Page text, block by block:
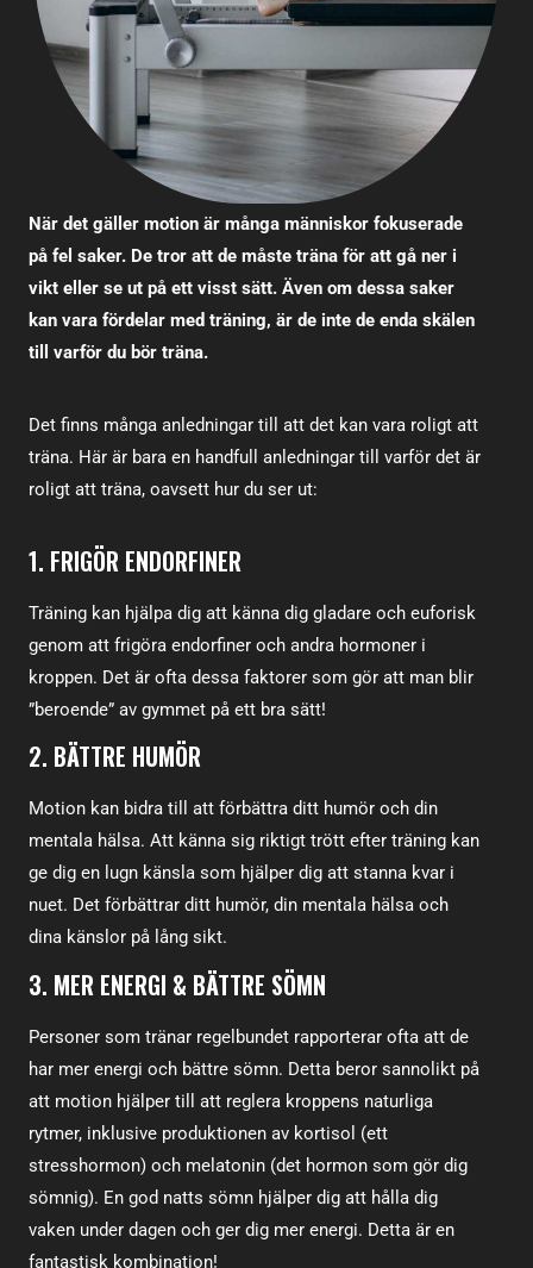
När det gäller motion är många människor fokuserade
på fel saker. De tror att de måste träna för att gå ner i
vikt eller se ut på ett visst sätt. Även om dessa saker
kan vara fördelar med träning, är de inte de enda skälen
till varför du bör träna.
Det finns många anledningar till att det kan vara roligt att
träna. Här är bara en handfull anledningar till varför det är
roligt att träna, oavsett hur du ser ut:
1. FRIGÖR ENDORFINER
Träning kan hjälpa dig att känna dig gladare och euforisk
genom att frigöra endorfiner och andra hormoner i
kroppen. Det är ofta dessa faktorer som gör att man blir
”beroende” av gymmet på ett bra sätt!
2. BÄTTRE HUMÖR
Motion kan bidra till att förbättra ditt humör och din
mentala hälsa. Att känna sig riktigt trött efter träning kan
ge dig en lugn känsla som hjälper dig att stanna kvar i
nuet. Det förbättrar ditt humör, din mentala hälsa och
dina känslor på lång sikt.
3. MER ENERGI & BÄTTRE SÖMN
Personer som tränar regelbundet rapporterar ofta att de
har mer energi och bättre sömn. Detta beror sannolikt på
att motion hjälper till att reglera kroppens naturliga
rytmer, inklusive produktionen av kortisol (ett
stresshormon) och melatonin (det hormon som gör dig
sömnig). En god natts sömn hjälper dig att hålla dig
vaken under dagen och ger dig mer energi. Detta är en
fantastisk kombination!